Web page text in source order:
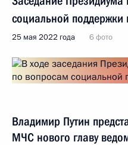
социальной поддержки
25 мая 2022 года 6 фото
Владимир Путин
МЧС нового главу